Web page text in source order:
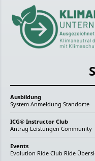
Ausbildung
System Anmeldung Standorte
ICG® Instructor Club
Antrag Leistungen Community
Events
Evolution Ride Club Ride